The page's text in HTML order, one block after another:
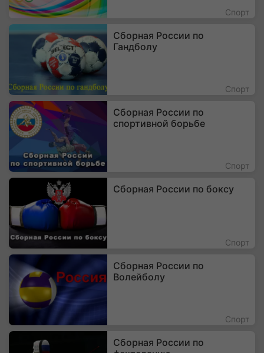
Спорт
Сборная России по
Гандболу
Спорт
Сборная России по
спортивной борьбе
Спорт
Сборная России по боксу
Спорт
Сборная России по
Волейболу
Спорт
Сборная России по